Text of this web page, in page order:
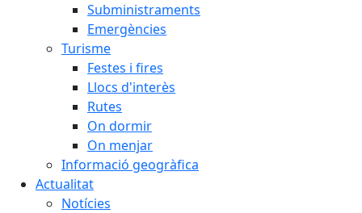
Subministraments
Emergències
Turisme
Festes i fires
Llocs d'interès
Rutes
On dormir
On menjar
Informació geogràfica
Actualitat
Notícies